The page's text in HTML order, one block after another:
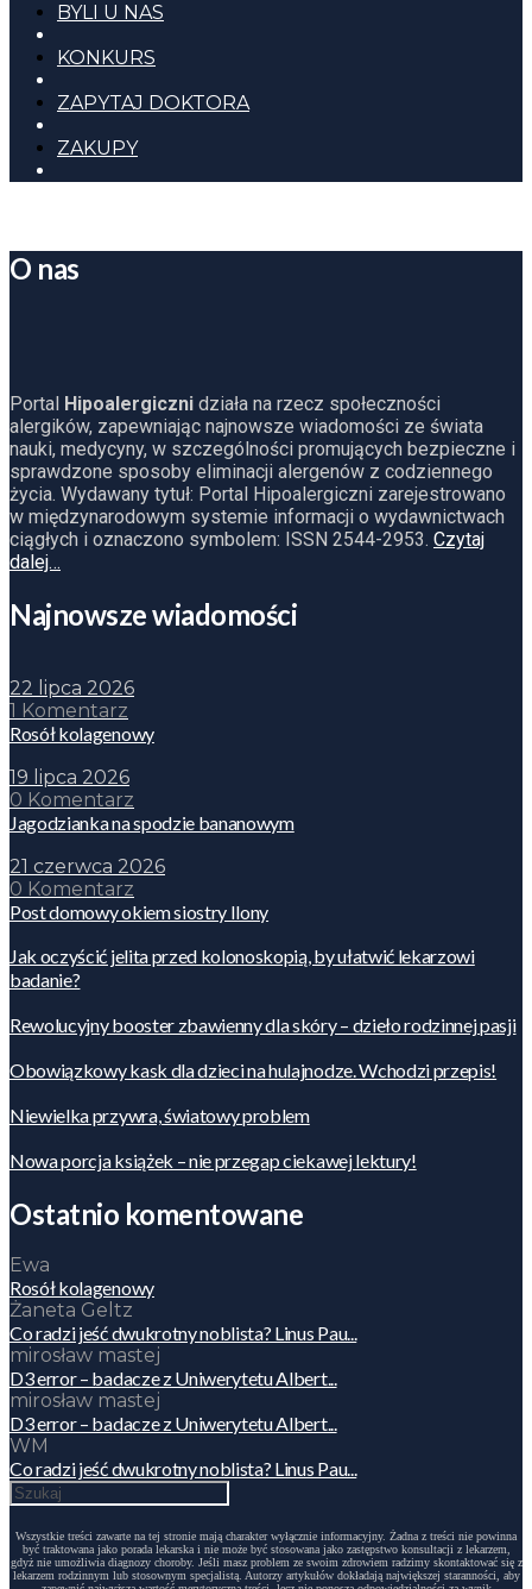
BYLI U NAS
KONKURS
ZAPYTAJ DOKTORA
ZAKUPY
O nas
Portal Hipoalergiczni działa na rzecz społeczności
alergików, zapewniając najnowsze wiadomości ze świata
nauki, medycyny, w szczególności promujących bezpieczne i
sprawdzone sposoby eliminacji alergenów z codziennego
życia. Wydawany tytuł: Portal Hipoalergiczni zarejestrowano
w międzynarodowym systemie informacji o wydawnictwach
ciągłych i oznaczono symbolem: ISSN 2544-2953. Czytaj
dalej…
Najnowsze wiadomości
22 lipca 2026
1 Komentarz
Rosół kolagenowy
19 lipca 2026
0 Komentarz
Jagodzianka na spodzie bananowym
21 czerwca 2026
0 Komentarz
Post domowy okiem siostry Ilony
Jak oczyścić jelita przed kolonoskopią, by ułatwić lekarzowi
badanie?
Rewolucyjny booster zbawienny dla skóry – dzieło rodzinnej pasji
Obowiązkowy kask dla dzieci na hulajnodze. Wchodzi przepis!
Niewielka przywra, światowy problem
Nowa porcja książek – nie przegap ciekawej lektury!
Ostatnio komentowane
Ewa
Rosół kolagenowy
Żaneta Geltz
Co radzi jeść dwukrotny noblista? Linus Pau...
mirosław mastej
D3 error – badacze z Uniwerytetu Albert...
mirosław mastej
D3 error – badacze z Uniwerytetu Albert...
WM
Co radzi jeść dwukrotny noblista? Linus Pau...
Wszystkie treści zawarte na tej stronie mają charakter wyłącznie informacyjny. Żadna z treści nie powinna
być traktowana jako porada lekarska i nie może być stosowana jako zastępstwo konsultacji z lekarzem,
gdyż nie umożliwia diagnozy choroby. Jeśli masz problem ze swoim zdrowiem radzimy skontaktować się z
lekarzem rodzinnym lub stosownym specjalistą. Autorzy artykułów dokładają największej staranności, aby